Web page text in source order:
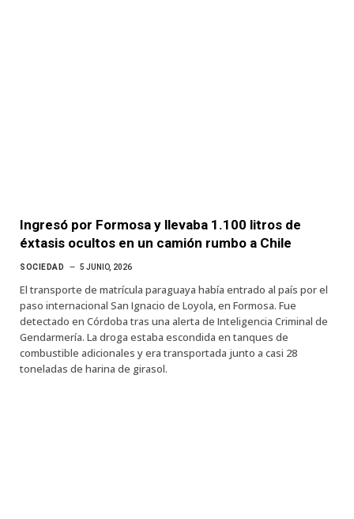
Ingresó por Formosa y llevaba 1.100 litros de
éxtasis ocultos en un camión rumbo a Chile
SOCIEDAD 5 JUNIO, 2026
El transporte de matrícula paraguaya había entrado al país por el
paso internacional San Ignacio de Loyola, en Formosa. Fue
detectado en Córdoba tras una alerta de Inteligencia Criminal de
Gendarmería. La droga estaba escondida en tanques de
combustible adicionales y era transportada junto a casi 28
toneladas de harina de girasol.